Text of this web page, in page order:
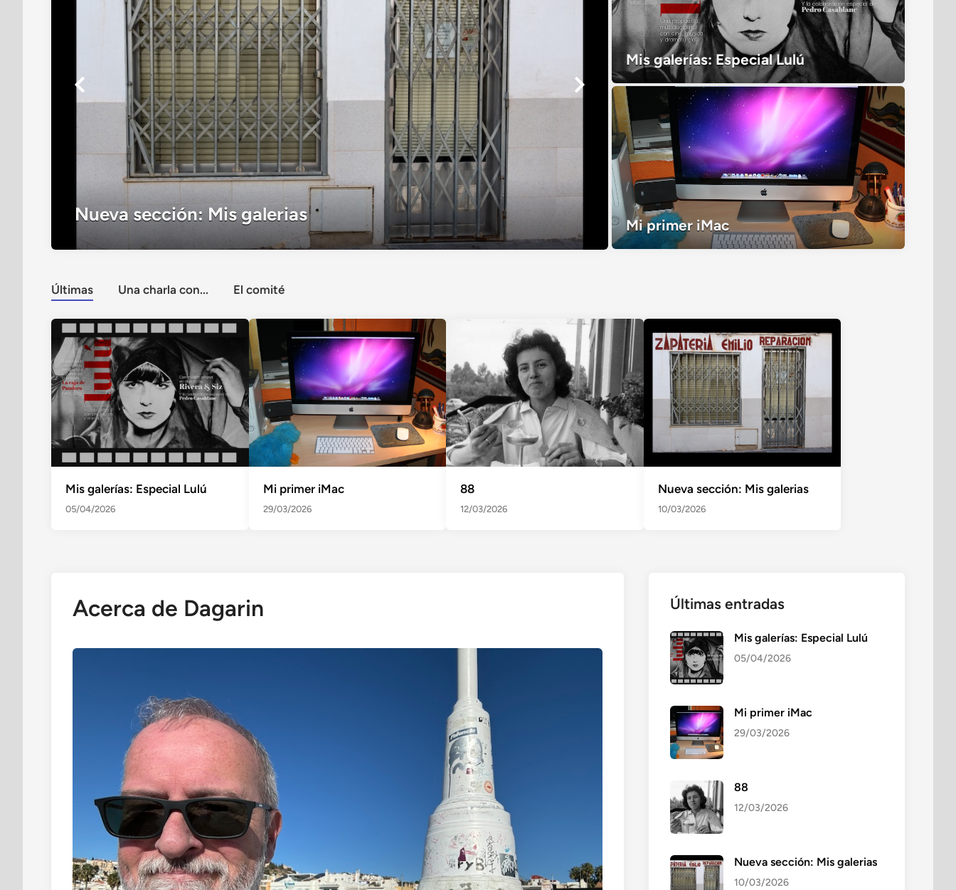
Decisiones de año nuevo: vuelta a los orígenes La exposición
Mis galerías: Especial Lulú
Mi primer iMac
Últimas Una charla con... El comité
Mis galerías: Especial Lulú
05/04/2026
Mi primer iMac
29/03/2026
88
12/03/2026
Nueva sección: Mis galerias
10/03/2026
Acerca de Dagarin Últimas entradas
Mis galerías: Especial Lulú
05/04/2026
Mi primer iMac
29/03/2026
88
12/03/2026
Nueva sección: Mis galerias
10/03/2026